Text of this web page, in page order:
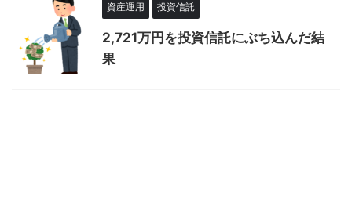
資産運用 投資信託
2,721万円を投資信託にぶち込んだ結
果